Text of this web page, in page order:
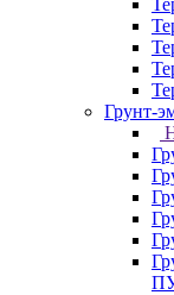
Грунт-